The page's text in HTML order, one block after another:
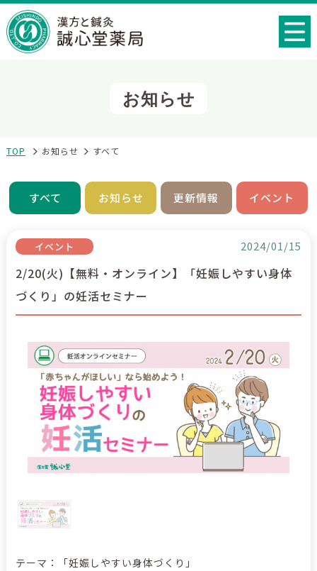
お知らせ
TOP お知らせ すべて
すべて お知らせ 更新情報 イベント
イベント 2024/01/15
2/20(火)【無料・オンライン】「妊娠しやすい身体
づくり」の妊活セミナー
テーマ：「妊娠しやすい身体づくり」